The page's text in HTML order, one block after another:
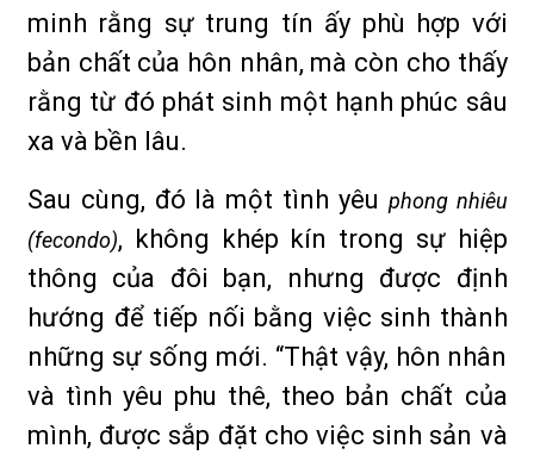
minh rằng sự trung tín ấy phù hợp với
bản chất của hôn nhân, mà còn cho thấy
rằng từ đó phát sinh một hạnh phúc sâu
xa và bền lâu.
Sau cùng, đó là một tình yêu phong nhiêu
(fecondo), không khép kín trong sự hiệp
thông của đôi bạn, nhưng được định
hướng để tiếp nối bằng việc sinh thành
những sự sống mới. “Thật vậy, hôn nhân
và tình yêu phu thê, theo bản chất của
mình, được sắp đặt cho việc sinh sản và